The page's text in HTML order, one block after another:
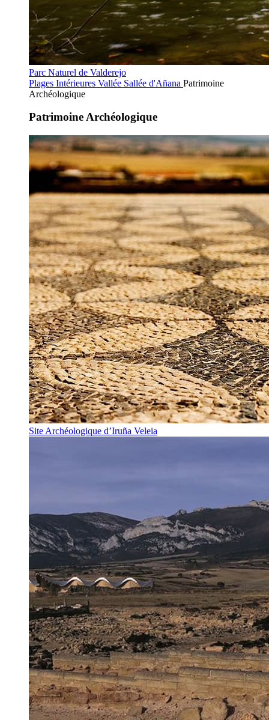
Parc Naturel de Valderejo
Plages Intérieures Vallée Sallée d'Añana Patrimoine
Archéologique
Patrimoine Archéologique
Site Archéologique d’Iruña Veleia